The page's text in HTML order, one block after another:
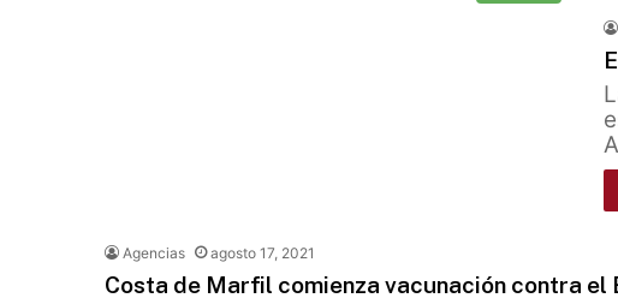
Agencias agosto 17, 2021
Costa de Marfil comienza vacunación contra el